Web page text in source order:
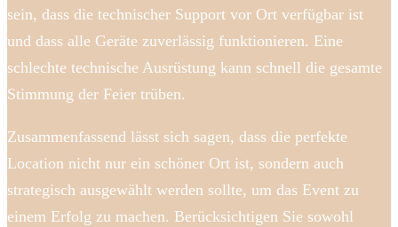
sein, dass die technischer Support vor Ort verfügbar ist
und dass alle Geräte zuverlässig funktionieren. Eine
schlechte technische Ausrüstung kann schnell die gesamte
Stimmung der Feier trüben.
Zusammenfassend lässt sich sagen, dass die perfekte
Location nicht nur ein schöner Ort ist, sondern auch
strategisch ausgewählt werden sollte, um das Event zu
einem Erfolg zu machen. Berücksichtigen Sie sowohl